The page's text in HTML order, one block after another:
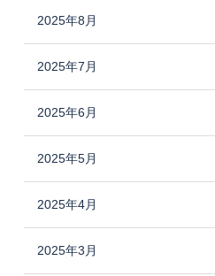
2025年8月
2025年7月
2025年6月
2025年5月
2025年4月
2025年3月